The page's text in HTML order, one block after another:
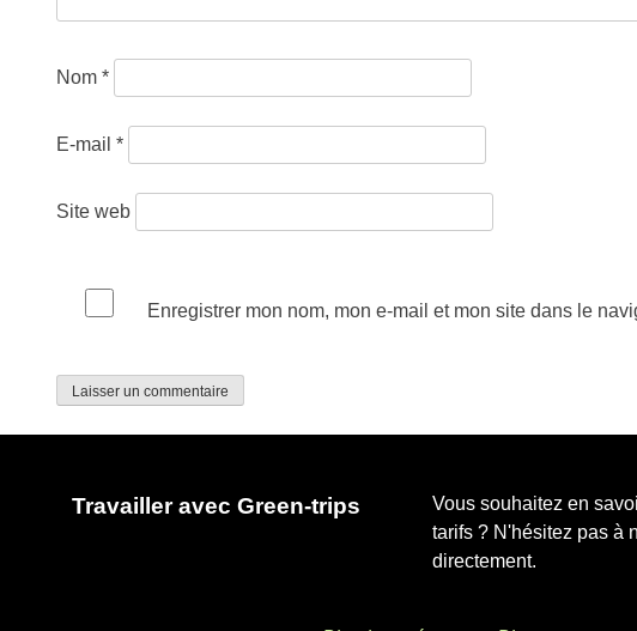
Nom *
E-mail *
Site web
Enregistrer mon nom, mon e-mail et mon site dans le
Travailler avec Green-trips
Vous souhaitez en
tarifs ? N'hésitez pas à
directement.